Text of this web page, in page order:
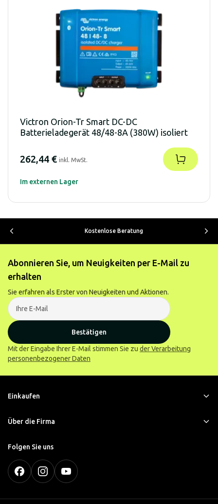
Victron Orion-Tr Smart DC-DC
Batterieladegerät 48/48-8A (380W) isoliert
262,44 € inkl. MwSt.
Im externen Lager
Kostenlose Beratung
Abonnieren Sie, um Neuigkeiten per E-Mail zu
erhalten
Sie erfahren als Erster von Neuigkeiten und Aktionen.
Bestätigen
Mit der Eingabe Ihrer E-Mail stimmen Sie zu der Verarbeitung
personenbezogener Daten
Einkaufen
Über die Firma
Folgen Sie uns